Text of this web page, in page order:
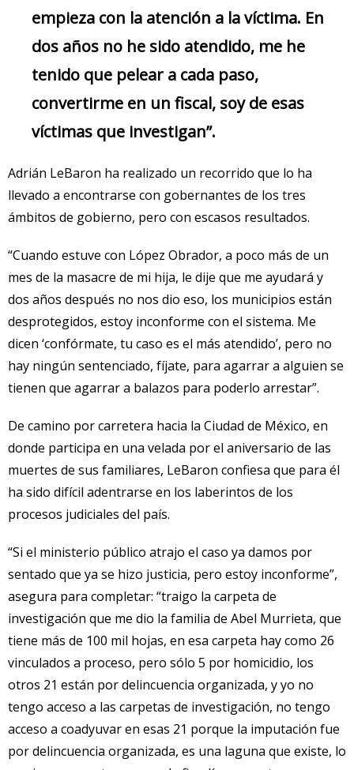
empieza con la atención a la víctima. En
dos años no he sido atendido, me he
tenido que pelear a cada paso,
convertirme en un fiscal, soy de esas
víctimas que investigan”.
Adrián LeBaron ha realizado un recorrido que lo ha
llevado a encontrarse con gobernantes de los tres
ámbitos de gobierno, pero con escasos resultados.
“Cuando estuve con López Obrador, a poco más de un
mes de la masacre de mi hija, le dije que me ayudará y
dos años después no nos dio eso, los municipios están
desprotegidos, estoy inconforme con el sistema. Me
dicen ‘confórmate, tu caso es el más atendido’, pero no
hay ningún sentenciado, fíjate, para agarrar a alguien se
tienen que agarrar a balazos para poderlo arrestar”.
De camino por carretera hacia la Ciudad de México, en
donde participa en una velada por el aniversario de las
muertes de sus familiares, LeBaron confiesa que para él
ha sido difícil adentrarse en los laberintos de los
procesos judiciales del país.
“Si el ministerio público atrajo el caso ya damos por
sentado que ya se hizo justicia, pero estoy inconforme”,
asegura para completar: “traigo la carpeta de
investigación que me dio la familia de Abel Murrieta, que
tiene más de 100 mil hojas, en esa carpeta hay como 26
vinculados a proceso, pero sólo 5 por homicidio, los
otros 21 están por delincuencia organizada, y yo no
tengo acceso a las carpetas de investigación, no tengo
acceso a coadyuvar en esas 21 porque la imputación fue
por delincuencia organizada, es una laguna que existe, lo